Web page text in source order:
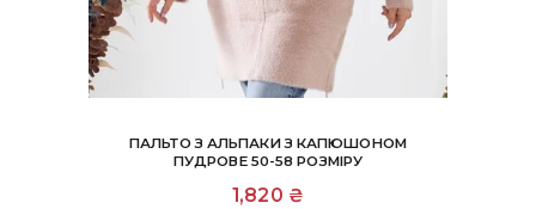
ПАЛЬТО З АЛЬПАКИ З КАПЮШОНОМ
ПУДРОВЕ 50-58 РОЗМІРУ
1,820 ₴